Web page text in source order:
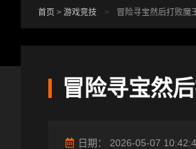
首页 > 游戏竞技 > 冒险寻宝然后打败魔
冒险寻宝然
日期： 2026-05-07